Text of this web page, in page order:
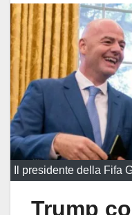
Il presidente della Fifa
Trump